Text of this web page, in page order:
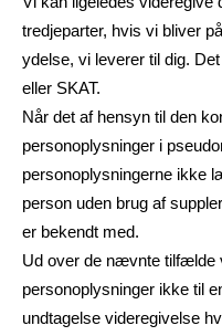
tredjeparter, hvis vi bliver
ydelse, vi leverer til dig.
eller SKAT.
Når det af hensyn til den
personoplysninger i
personoplysningerne ikke
person uden brug af
er bekendt med.
Ud over de nævnte tilfælde
personoplysninger ikke til
undtagelse videregivelse